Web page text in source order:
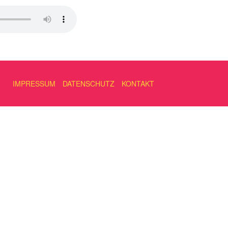
IMPRESSUM DATENSCHUTZ KONTAKT